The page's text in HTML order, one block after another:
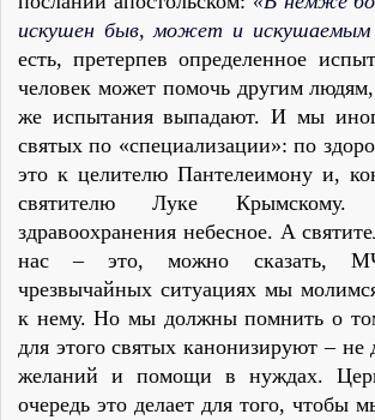
искушен быв, может и
есть, претерпев определенное
человек может помочь другим
же испытания выпадают. И мы
святых по «специализации»: по
это к целителю Пантелеимону и,
святителю Луке Крымскому.
здравоохранения небесное. А
нас – это, можно сказать,
чрезвычайных ситуациях мы
к нему. Но мы должны помнить о
для этого святых канонизируют – не
желаний и помощи в нуждах.
очередь это делает для того, чтобы